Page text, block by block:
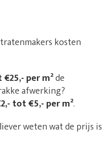
kosten
per m²de
afwerking?
tot €5,- per m².
weten wat de prijs is